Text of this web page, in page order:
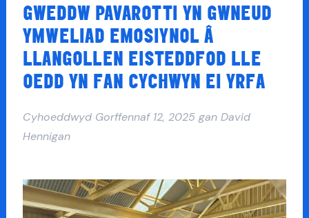
GWEDDW PAVAROTTI YN GWNEUD
YMWELIAD EMOSIYNOL Â
LLANGOLLEN EISTEDDFOD LLE
OEDD YN FAN CYCHWYN EI YRFA
Cyhoeddwyd Gorffennaf 12, 2025gan David
Hennigan